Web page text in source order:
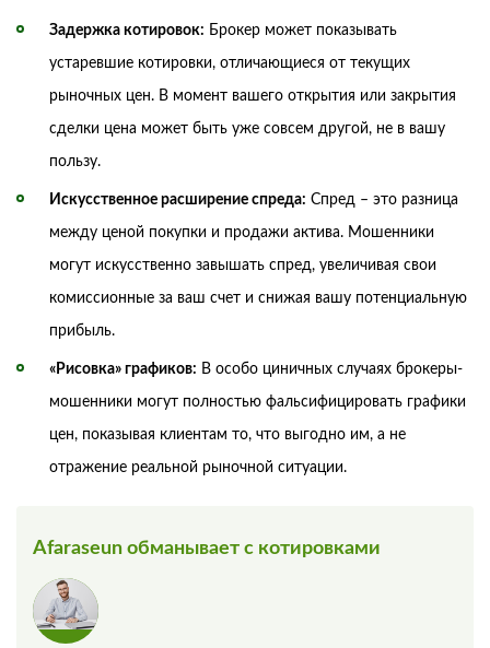
Задержка котировок: Брокер может показывать
устаревшие котировки, отличающиеся от текущих
рыночных цен. В момент вашего открытия или закрытия
сделки цена может быть уже совсем другой, не в вашу
пользу.
Искусственное расширение спреда: Спред – это разница
между ценой покупки и продажи актива. Мошенники
могут искусственно завышать спред, увеличивая свои
комиссионные за ваш счет и снижая вашу потенциальную
прибыль.
«Рисовка» графиков: В особо циничных случаях брокеры-
мошенники могут полностью фальсифицировать графики
цен, показывая клиентам то, что выгодно им, а не
отражение реальной рыночной ситуации.
Afaraseun обманывает с котировками